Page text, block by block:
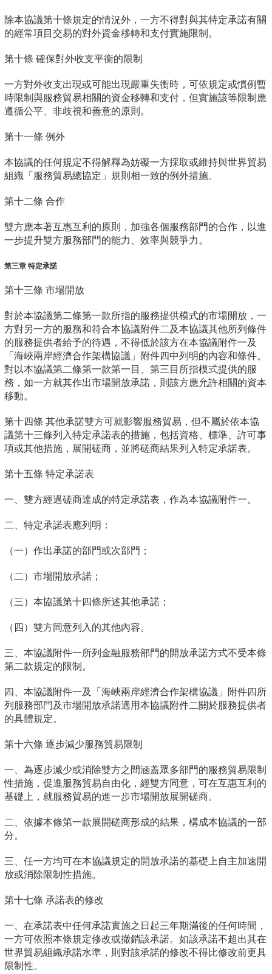
除本協議第十條規定的情況外，一方不得對與其特定承諾有關
的經常項目交易的對外資金移轉和支付實施限制。
第十條 確保對外收支平衡的限制
一方對外收支出現或可能出現嚴重失衡時，可依規定或慣例暫
時限制與服務貿易相關的資金移轉和支付，但實施該等限制應
遵循公平、非歧視和善意的原則。
第十一條 例外
本協議的任何規定不得解釋為妨礙一方採取或維持與世界貿易
組織「服務貿易總協定」規則相一致的例外措施。
第十二條 合作
雙方應本著互惠互利的原則，加強各個服務部門的合作，以進
一步提升雙方服務部門的能力、效率與競爭力。
第三章 特定承諾
第十三條 市場開放
對於本協議第二條第一款所指的服務提供模式的市場開放，一
方對另一方的服務和符合本協議附件二及本協議其他所列條件
的服務提供者給予的待遇，不得低於該方在本協議附件一及
「海峽兩岸經濟合作架構協議」附件四中列明的內容和條件。
對以本協議第二條第一款第一目、第三目所指模式提供的服
務，如一方就其作出市場開放承諾，則該方應允許相關的資本
移動。
第十四條 其他承諾雙方可就影響服務貿易，但不屬於依本協
議第十三條列入特定承諾表的措施，包括資格、標準、許可事
項或其他措施，展開磋商，並將磋商結果列入特定承諾表。
第十五條 特定承諾表
一、雙方經過磋商達成的特定承諾表，作為本協議附件一。
二、特定承諾表應列明：
（一）作出承諾的部門或次部門；
（二）市場開放承諾；
（三）本協議第十四條所述其他承諾；
（四）雙方同意列入的其他內容。
三、本協議附件一所列金融服務部門的開放承諾方式不受本條
第二款規定的限制。
四、本協議附件一及「海峽兩岸經濟合作架構協議」附件四所
列服務部門及市場開放承諾適用本協議附件二關於服務提供者
的具體規定。
第十六條 逐步減少服務貿易限制
一、為逐步減少或消除雙方之間涵蓋眾多部門的服務貿易限制
性措施，促進服務貿易自由化，經雙方同意，可在互惠互利的
基礎上，就服務貿易的進一步市場開放展開磋商。
二、依據本條第一款展開磋商形成的結果，構成本協議的一部
分。
三、任一方均可在本協議規定的開放承諾的基礎上自主加速開
放或消除限制性措施。
第十七條 承諾表的修改
一、在承諾表中任何承諾實施之日起三年期滿後的任何時間，
一方可依照本條規定修改或撤銷該承諾。如該承諾不超出其在
世界貿易組織承諾水準，則對該承諾的修改不得比修改前更具
限制性。